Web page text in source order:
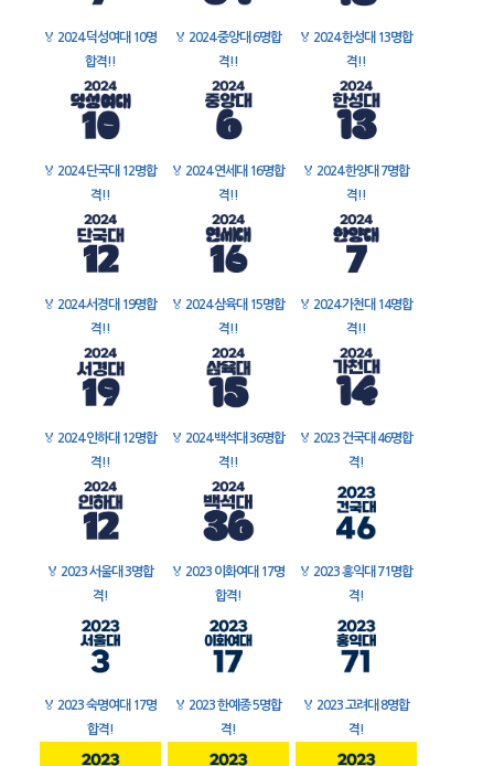
🏅 2024 덕성여대 10명
합격!!
🏅 2024 중앙대 6명합
격!!
🏅 2024 한성대 13명합
격!!
🏅 2024 단국대 12명합
격!!
🏅 2024 연세대 16명합
격!!
🏅 2024 한양대 7명합
격!!
🏅 2024 서경대 19명합
격!!
🏅 2024 삼육대 15명합
격!!
🏅 2024 가천대 14명합
격!!
🏅 2024 인하대 12명합
격!!
🏅 2024 백석대 36명합
격!!
🏅 2023 건국대 46명합
격!
🏅 2023 서울대 3명합
격!
🏅 2023 이화여대 17명
합격!
🏅 2023 홍익대 71명합
격!
🏅 2023 숙명여대 17명
합격!
🏅 2023 한예종 5명합
격!
🏅 2023 고려대 8명합
격!